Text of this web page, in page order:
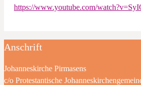
https://www.youtube.com/
Anschrift
Johanneskirche Pirmasens
c/o Protestantische